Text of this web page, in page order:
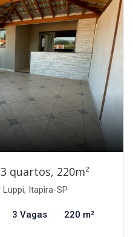
quartos, 220m²
Itapira-SP
3 Vagas 220 m²